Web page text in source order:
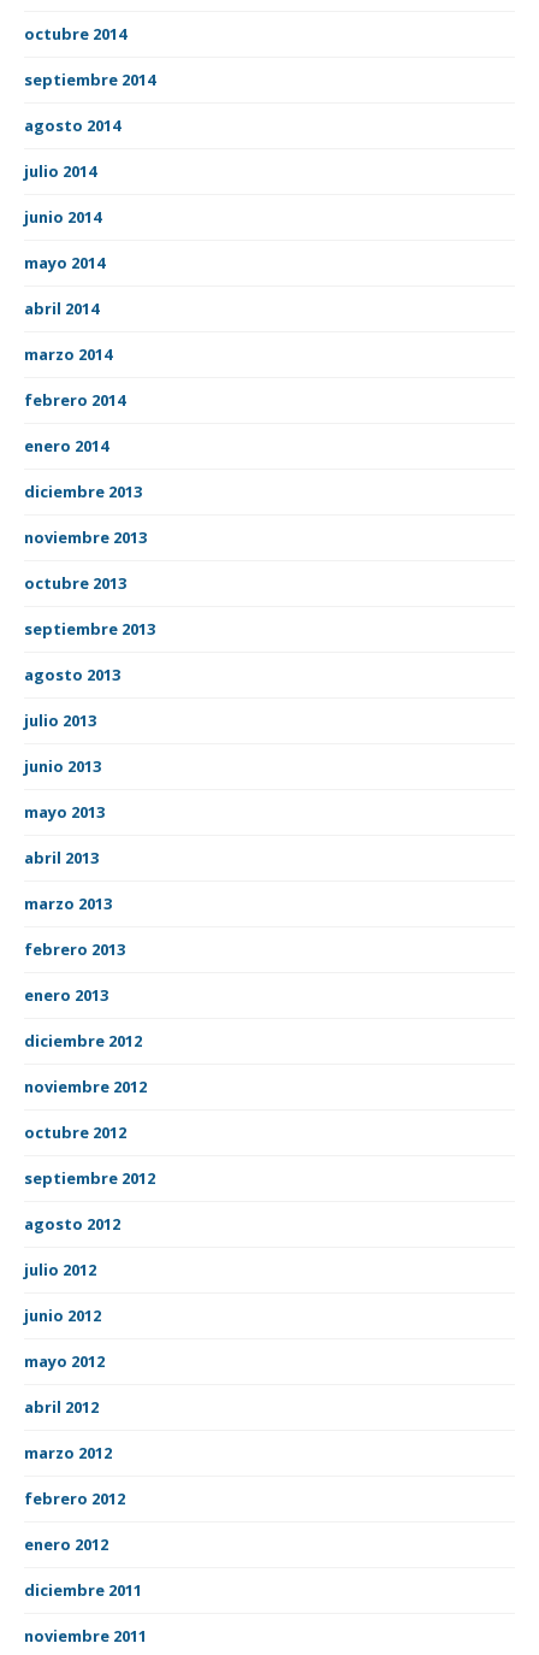
octubre 2014
septiembre 2014
agosto 2014
julio 2014
junio 2014
mayo 2014
abril 2014
marzo 2014
febrero 2014
enero 2014
diciembre 2013
noviembre 2013
octubre 2013
septiembre 2013
agosto 2013
julio 2013
junio 2013
mayo 2013
abril 2013
marzo 2013
febrero 2013
enero 2013
diciembre 2012
noviembre 2012
octubre 2012
septiembre 2012
agosto 2012
julio 2012
junio 2012
mayo 2012
abril 2012
marzo 2012
febrero 2012
enero 2012
diciembre 2011
noviembre 2011